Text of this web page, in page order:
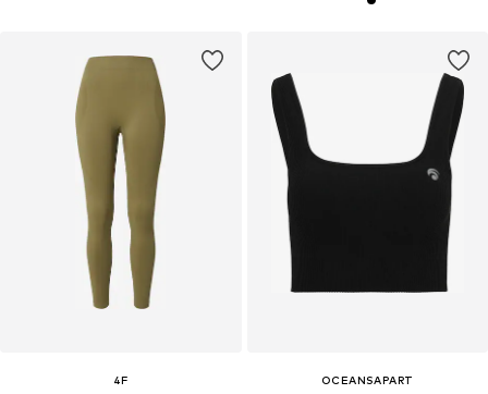
4F
OCEANSAPART